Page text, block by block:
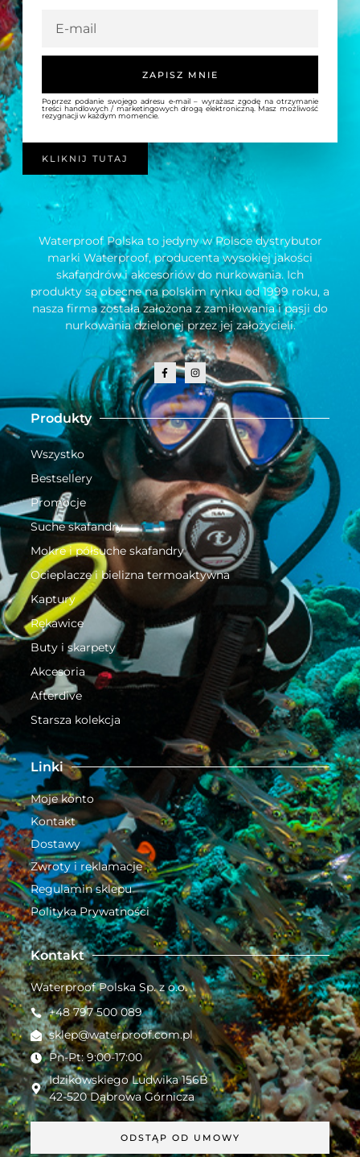
ZAPISZ MNIE
Poprzez podanie swojego adresu e-mail – wyrażasz zgodę na otrzymanie
treści handlowych / marketingowych drogą elektroniczną. Masz możliwość
rezygnacji w każdym momencie.
KLIKNIJ TUTAJ
Waterproof Polska to jedyny w Polsce dystrybutor
marki Waterproof, producenta wysokiej jakości
skafandrów i akcesoriów do nurkowania. Ich
produkty są obecne na polskim rynku od 1999 roku, a
nasza firma została założona z zamiłowania i pasji do
nurkowania dzielonej przez jej założycieli.
Produkty
Wszystko
Bestsellery
Promocje
Suche skafandry
Mokre i półsuche skafandry
Ocieplacze i bielizna termoaktywna
Kaptury
Rękawice
Buty i skarpety
Akcesoria
Afterdive
Starsza kolekcja
Linki
Moje konto
Kontakt
Dostawy
Zwroty i reklamacje
Regulamin sklepu
Polityka Prywatności
Kontakt
Waterproof Polska Sp. z o.o.
+48 797 500 089
sklep@waterproof.com.pl
Pn-Pt: 9:00-17:00
Idzikowskiego Ludwika 156B
42-520 Dąbrowa Górnicza
ODSTĄP OD UMOWY